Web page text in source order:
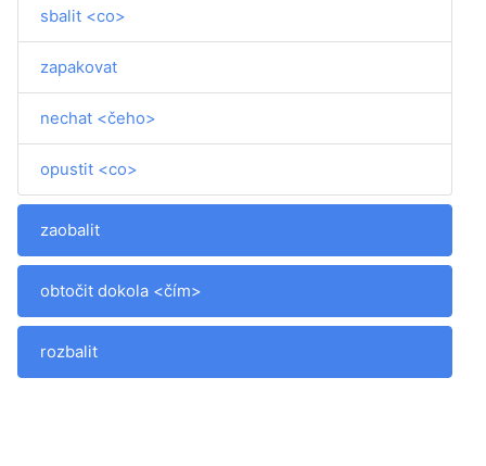
sbalit <co>
zapakovat
nechat <čeho>
opustit <co>
zaobalit
obtočit dokola <čím>
rozbalit